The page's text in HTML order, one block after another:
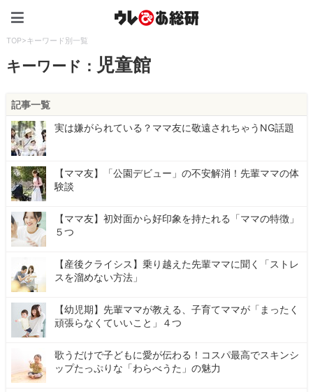
TOP>キーワード別一覧
キーワード： 児童館
記事一覧
実は嫌がられている？ママ友に敬遠されちゃうNG話題
【ママ友】「公園デビュー」の不安解消！先輩ママの体
験談
【ママ友】初対面から好印象を持たれる「ママの特徴」
５つ
【産後クライシス】乗り越えた先輩ママに聞く「ストレ
スを溜めない方法」
【幼児期】先輩ママが教える、子育てママが「まったく
頑張らなくていいこと」４つ
歌うだけで子どもに愛が伝わる！コスパ最高でスキンシ
ップたっぷりな「わらべうた」の魅力